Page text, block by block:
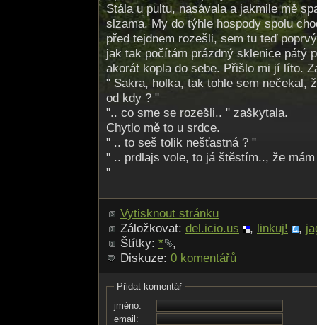
Stála u pultu, nasávala a jakmile mě
slzama. My do týhle hospody spolu
před tejdnem rozešli, sem tu teď
jak tak počítám prázdný sklenice pátý
akorát kopla do sebe. Přišlo mi jí líto.
" Sakra, holka, tak tohle sem nečekal,
od kdy ? "
".. co sme se rozešli.. " zaškytala.
Chytlo mě to u srdce.
" .. to seš tolik nešťastná ? "
" .. prdlajs vole, to já štěstím.., že
"
Vytisknout stránku
Záložkovat: del.icio.us , linkuj! ,
Štítky: *
,
Diskuze: 0 komentářů
Přidat komentář
jméno:
email: